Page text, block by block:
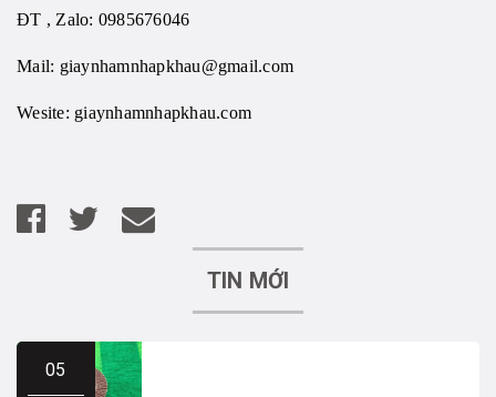
ĐT , Zalo: 0985676046
Mail: giaynhamnhapkhau@gmail.com
Wesite: giaynhamnhapkhau.com
TIN MỚI
05